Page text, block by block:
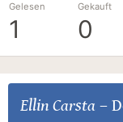
Gelesen
1
Gekauft
0
Ellin Carsta –